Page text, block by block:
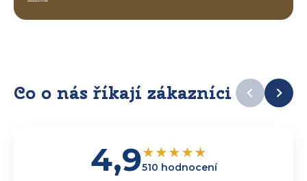
Co o nás říkají zákazníci
4,9★★★★★
510 hodnocení